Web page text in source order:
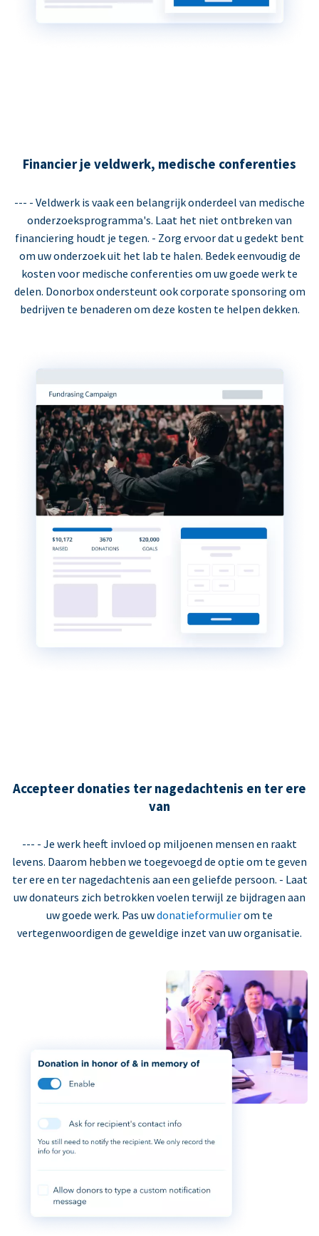
Financier je veldwerk, medische conferenties
--- - Veldwerk is vaak een belangrijk onderdeel van medische
onderzoeksprogramma's. Laat het niet ontbreken van
financiering houdt je tegen. - Zorg ervoor dat u gedekt bent
om uw onderzoek uit het lab te halen. Bedek eenvoudig de
kosten voor medische conferenties om uw goede werk te
delen. Donorbox ondersteunt ook corporate sponsoring om
bedrijven te benaderen om deze kosten te helpen dekken.
Accepteer donaties ter nagedachtenis en ter ere
van
--- - Je werk heeft invloed op miljoenen mensen en raakt
levens. Daarom hebben we toegevoegd de optie om te geven
ter ere en ter nagedachtenis aan een geliefde persoon. - Laat
uw donateurs zich betrokken voelen terwijl ze bijdragen aan
uw goede werk. Pas uwdonatieformulierom te
vertegenwoordigen de geweldige inzet van uw organisatie.